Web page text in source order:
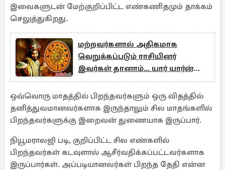
இவைகளுடன் மேற்குறிப்பிட்ட எண்கணிதமும் தாக்கம்
செலுத்துகிறது.
மற்றவர்களால் அதிகமாக
வெறுக்கப்படும் ராசியினர்
இவர்கள் தானாம்... யார் யார்ன்னு
தெரியுமா?
ஒவ்வொரு மாதத்தில் பிறந்தவர்களும் ஒரு விதத்தில்
தனித்துவமானவர்களாக இருந்தாலும் சில மாதங்களில்
பிறந்தவர்களுக்கு இறைவன் துணையாக இருப்பார்.
நியூமராலஜி படி, குறிப்பிட்ட சில எண்களில்
பிறந்தவர்கள் கடவுளால் ஆசீர்வதிக்கப்பட்டவர்களாக
இருப்பார்கள். அப்படியானவர்கள் பிறந்த தேதி என்ன